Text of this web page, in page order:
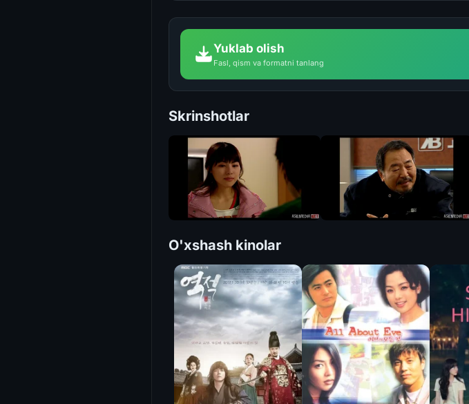
Yuklab olish
Fasl, qism va formatni tanlang
Skrinshotlar
O'xshash kinolar